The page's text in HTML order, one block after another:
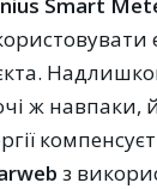
Smart
ж навпаки,
з